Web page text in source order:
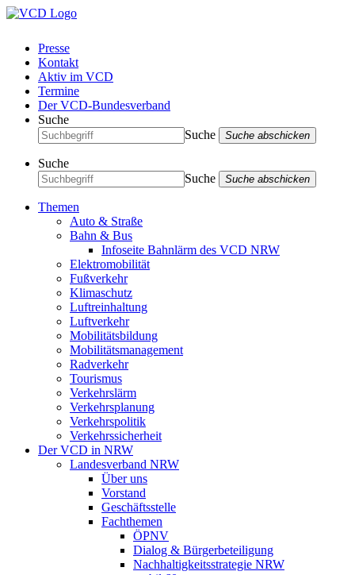
Presse
Kontakt
Aktiv im VCD
Termine
Der VCD-Bundesverband
Suche
Suche
Suche abschicken
Suche
Suche
Suche abschicken
Themen
Auto & Straße
Bahn & Bus
Infoseite Bahnlärm des VCD NRW
Elektromobilität
Fußverkehr
Klimaschutz
Luftreinhaltung
Luftverkehr
Mobilitätsbildung
Mobilitätsmanagement
Radverkehr
Tourismus
Verkehrslärm
Verkehrsplanung
Verkehrspolitik
Verkehrssicherheit
Der VCD in NRW
Landesverband NRW
Über uns
Vorstand
Geschäftsstelle
Fachthemen
ÖPNV
Dialog & Bürgerbeteiligung
Nachhaltigkeitsstrategie NRW